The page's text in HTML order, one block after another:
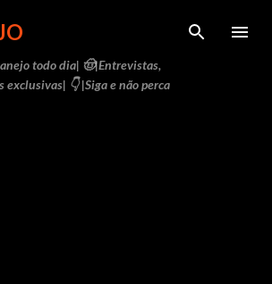
para o conteúdo principal
todo dia| 🤠|Entrevistas,
👇 |Siga e não perca